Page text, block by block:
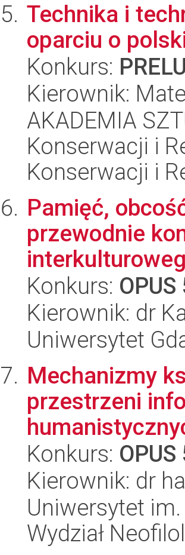
Technika i
oparciu o
Konkurs:
Kierownik:
AKADEMIA
Konserwacji i
Konserwacji i
Pamięć,
przewodnie
Konkurs: OPUS
Kierownik: dr
Uniwersytet
Mechanizmy
przestrzeni
Konkurs: OPUS
Kierownik: dr
Uniwersytet
Wydział